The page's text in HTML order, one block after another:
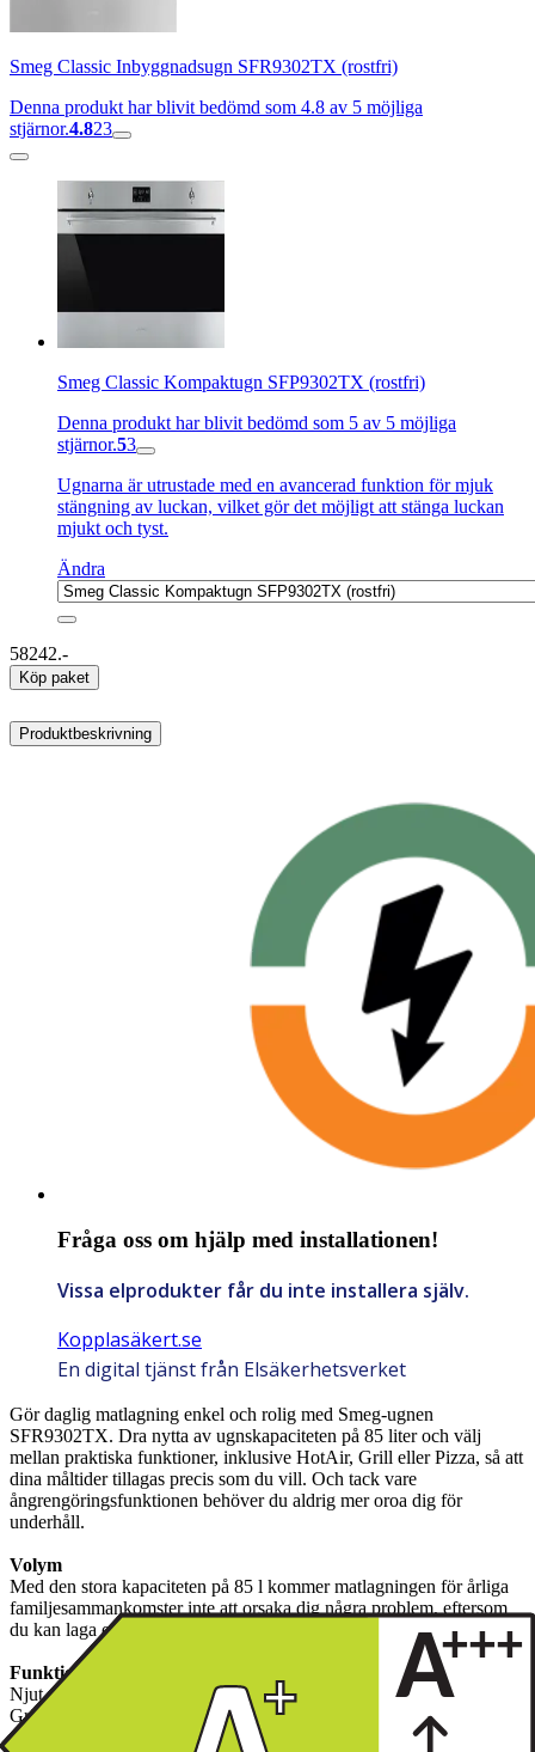
Smeg Classic Inbyggnadsugn SFR9302TX (rostfri)
Denna produkt har blivit bedömd som 4.8 av 5 möjliga
stjärnor.4.823
Smeg Classic Kompaktugn SFP9302TX (rostfri)
Denna produkt har blivit bedömd som 5 av 5 möjliga
stjärnor.53
Ugnarna är utrustade med en avancerad funktion för mjuk
stängning av luckan, vilket gör det möjligt att stänga luckan
mjukt och tyst.
Ändra
58242.-
Köp paket
Produktbeskrivning
Fråga oss om hjälp med installationen!
Vissa elprodukter får du inte installera själv.
Kopplasäkert.se
En digital tjänst från Elsäkerhetsverket
Gör daglig matlagning enkel och rolig med Smeg-ugnen
SFR9302TX. Dra nytta av ugnskapaciteten på 85 liter och välj
mellan praktiska funktioner, inklusive HotAir, Grill eller Pizza, så att
dina måltider tillagas precis som du vill. Och tack vare
ångrengöringsfunktionen behöver du aldrig mer oroa dig för
underhåll.
Volym
Med den stora kapaciteten på 85 l kommer matlagningen för årliga
familjesammankomster inte att orsaka dig några problem, eftersom
du kan laga olika rätter samtidigt.
Funktioner
Njut av enkel matlagning med olika funktioner, inklusive HotAir,
Grill eller Pizza och många fler, och förbered läckra måltider när du
vill.